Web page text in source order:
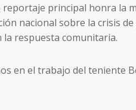
principal honra la
nacional sobre la crisis
la respuesta comunitaria.
en el trabajo del teniente